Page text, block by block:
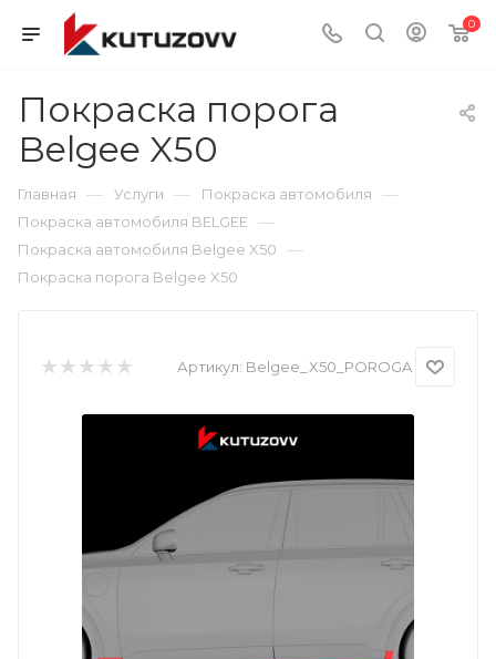
0
Покраска порога
Belgee X50
Главная — Услуги — Покраска автомобиля —
Покраска автомобиля BELGEE —
Покраска автомобиля Belgee X50 —
Покраска порога Belgee X50
Артикул: Belgee_X50_POROGA